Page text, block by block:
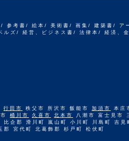
考書/ 絵本/ 美術書/ 画集/ 建築書/ ア
ズ/ 経営、ビジネス書/ 法律本/ 経済、金
行田市 秩父市 所沢市 飯能市 加須市 本庄
桶川市 久喜市 北本市 八潮市 富士見市
企郡 滑川町 嵐山町 小川町 川島町 吉見
宮代町 北葛飾郡 杉戸町 松伏町